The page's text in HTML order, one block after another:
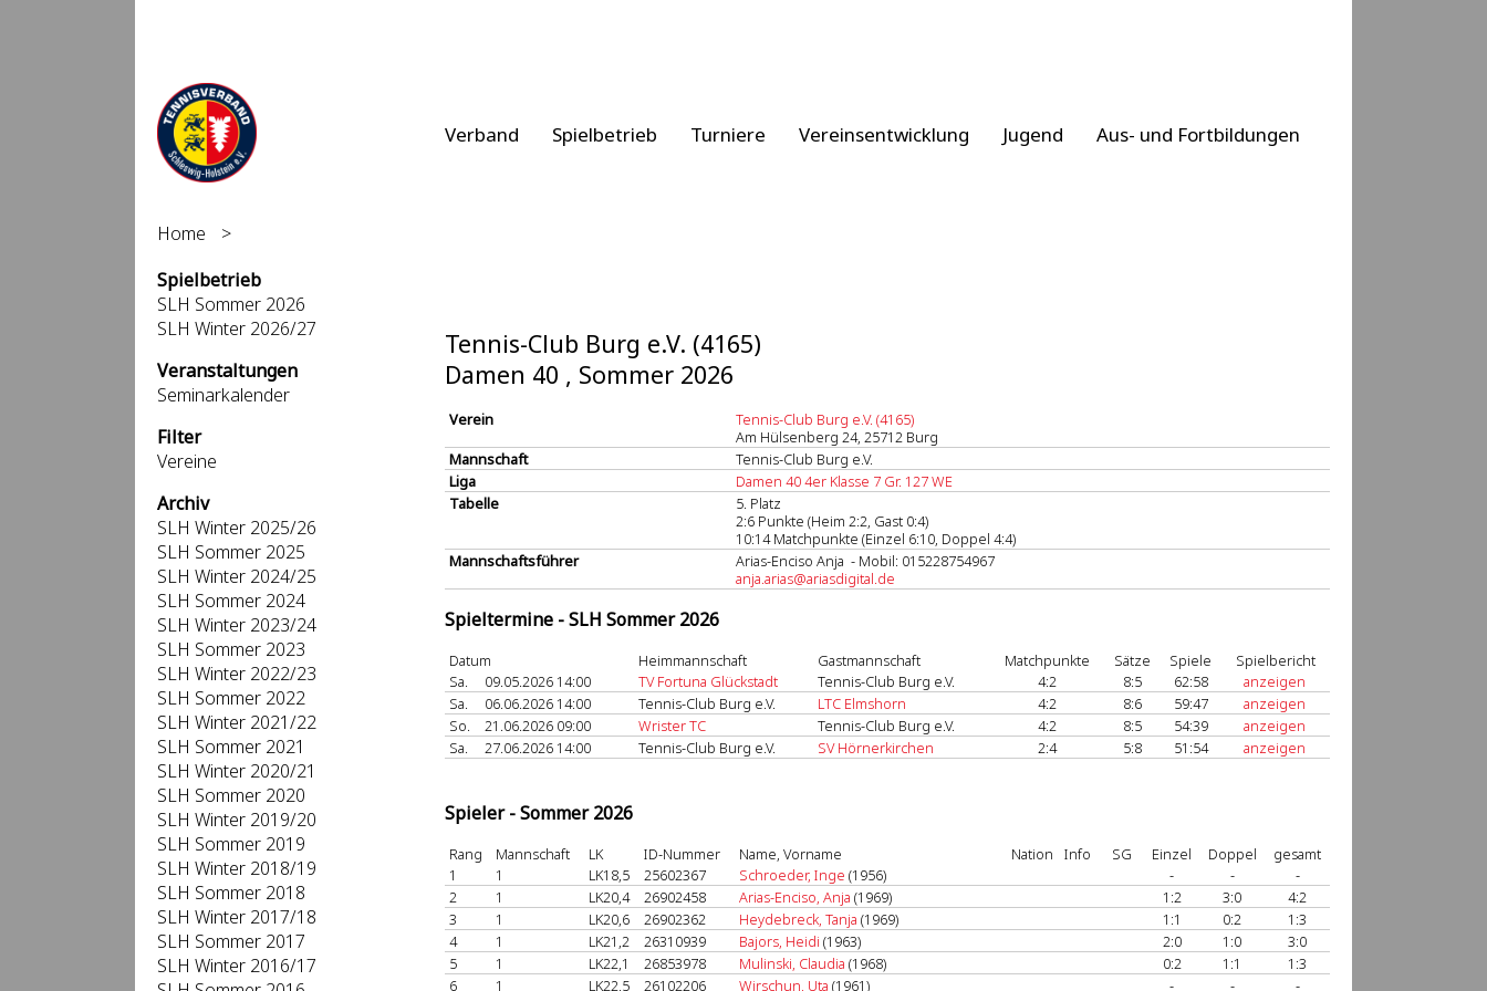
Verband Spielbetrieb Turniere Vereinsentwicklung Jugend Aus- und Fortbildungen
Home
>
Spielbetrieb
SLH Sommer 2026
SLH Winter 2026/27
Veranstaltungen
Seminarkalender
Filter
Vereine
Archiv
SLH Winter 2025/26
SLH Sommer 2025
SLH Winter 2024/25
SLH Sommer 2024
SLH Winter 2023/24
SLH Sommer 2023
SLH Winter 2022/23
SLH Sommer 2022
SLH Winter 2021/22
SLH Sommer 2021
SLH Winter 2020/21
SLH Sommer 2020
SLH Winter 2019/20
SLH Sommer 2019
SLH Winter 2018/19
SLH Sommer 2018
SLH Winter 2017/18
SLH Sommer 2017
SLH Winter 2016/17
Tennis-Club Burg e.V. (4165)
Damen 40 , Sommer 2026
Verein
Tennis-Club Burg e.V. (4165)
Am Hülsenberg 24, 25712 Burg
Mannschaft
Tennis-Club Burg e.V.
Liga
Damen 40 4er Klasse 7 Gr. 127 WE
Tabelle
5. Platz
2:6 Punkte (Heim 2:2, Gast 0:4)
10:14 Matchpunkte (Einzel 6:10, Doppel 4:4)
Mannschaftsführer
Arias-Enciso Anja - Mobil: 015228754967
anja.arias@ariasdigital.de
Spieltermine - SLH Sommer 2026
Datum Heimmannschaft Gastmannschaft Matchpunkte Sätze Spiele
Spielbericht
Sa.
09.05.2026 14:00 TV Fortuna Glückstadt Tennis-Club Burg e.V. 4:2 8:5 62:58
anzeigen
Sa.
06.06.2026 14:00 Tennis-Club Burg e.V. LTC Elmshorn 4:2 8:6 59:47
anzeigen
So.
21.06.2026 09:00 Wrister TC Tennis-Club Burg e.V. 4:2 8:5 54:39
anzeigen
Sa.
27.06.2026 14:00 Tennis-Club Burg e.V. SV Hörnerkirchen 2:4 5:8 51:54 anzeigen
Spieler - Sommer 2026
Rang Mannschaft LK ID-Nummer Name, Vorname Nation Info SG Einzel Doppel
gesamt
1
1 LK18,5 25602367 Schroeder, Inge (1956) - -
-
2
1 LK20,4 26902458 Arias-Enciso, Anja (1969) 1:2 3:0
4:2
3
1 LK20,6 26902362 Heydebreck, Tanja (1969) 1:1 0:2
1:3
4
1 LK21,2 26310939 Bajors, Heidi (1963) 2:0 1:0
3:0
5
1 LK22,1 26853978 Mulinski, Claudia (1968) 0:2 1:1
1:3
6
1 LK22,5 26102206 Wirschun, Uta (1961) - - -